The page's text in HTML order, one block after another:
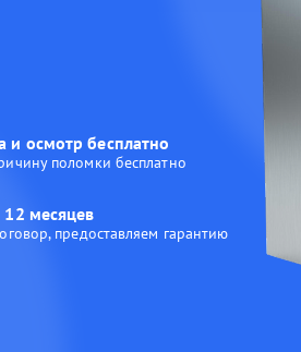
и осмотр бесплатно
поломки бесплатно
12 месяцев
предоставляем гарантию